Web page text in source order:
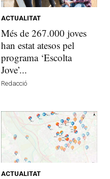
ACTUALITAT
Més de 267.000 joves
han estat atesos pel
programa ‘Escolta
Jove’...
Redacció
ACTUALITAT